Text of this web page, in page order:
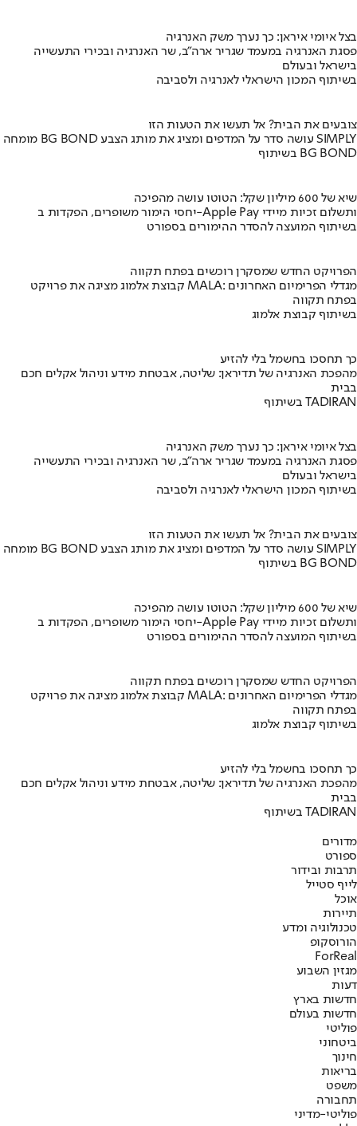
בצל איומי איראן: כך נערך משק האנרגיה
פסגת האנרגיה במעמד שגריר ארה"ב, שר האנרגיה ובכירי התעשייה
בישראל ובעולם
בשיתוף המכון הישראלי לאנרגיה ולסביבה
צובעים את הבית? אל תעשו את הטעות הזו
מומחה BG BOND עושה סדר על המדפים ומציג את מותג הצבע SIMPLY
בשיתוף BG BOND
שיא של 600 מיליון שקל: הטוטו עושה מהפיכה
יחסי הימור משופרים, הפקדות ב-Apple Pay ותשלום זכיות מיידי
בשיתוף המועצה להסדר ההימורים בספורט
הפרויקט החדש שמסקרן רוכשים בפתח תקווה
קבוצת אלמוג מציגה את פרויקט MALA: מגדלי הפרימיום האחרונים
בפתח תקווה
בשיתוף קבוצת אלמוג
כך תחסכו בחשמל בלי להזיע
מהפכת האנרגיה של תדיראן: שליטה, אבטחת מידע וניהול אקלים חכם
בבית
בשיתוף TADIRAN
בצל איומי איראן: כך נערך משק האנרגיה
פסגת האנרגיה במעמד שגריר ארה"ב, שר האנרגיה ובכירי התעשייה
בישראל ובעולם
בשיתוף המכון הישראלי לאנרגיה ולסביבה
צובעים את הבית? אל תעשו את הטעות הזו
מומחה BG BOND עושה סדר על המדפים ומציג את מותג הצבע SIMPLY
בשיתוף BG BOND
שיא של 600 מיליון שקל: הטוטו עושה מהפיכה
יחסי הימור משופרים, הפקדות ב-Apple Pay ותשלום זכיות מיידי
בשיתוף המועצה להסדר ההימורים בספורט
הפרויקט החדש שמסקרן רוכשים בפתח תקווה
קבוצת אלמוג מציגה את פרויקט MALA: מגדלי הפרימיום האחרונים
בפתח תקווה
בשיתוף קבוצת אלמוג
כך תחסכו בחשמל בלי להזיע
מהפכת האנרגיה של תדיראן: שליטה, אבטחת מידע וניהול אקלים חכם
בבית
בשיתוף TADIRAN
מדורים
ספורט
תרבות ובידור
לייף סטייל
אוכל
תיירות
טכנולוגיה ומדע
הורוסקופ
ForReal
מגזין השבוע
דעות
חדשות בארץ
חדשות בעולם
פוליטי
ביטחוני
חינוך
בריאות
משפט
תחבורה
פוליטי-מדיני